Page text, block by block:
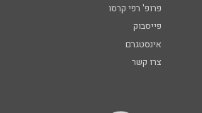
פרופ' רפי קרסו
פייסבוק
אינסטגרם
צרו קשר